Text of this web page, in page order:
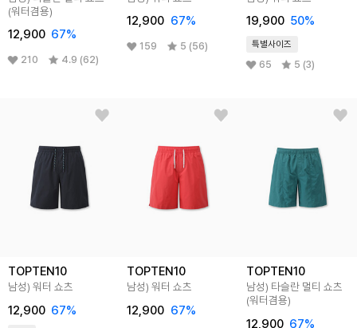
(워터겸용)
12,900 67%
210 4.9 (62)
12,900 67%
159 5 (56)
19,900 50%
특별사이즈
65 5 (3)
TOPTEN10
남성) 워터 쇼츠
12,900 67%
TOPTEN10
남성) 워터 쇼츠
12,900 67%
TOPTEN10
남성) 타슬란 멀티 쇼츠
(워터겸용)
12,900 67%